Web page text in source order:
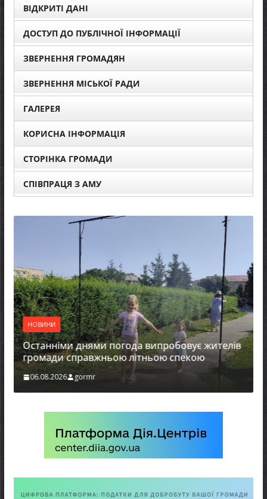
ВІДКРИТІ ДАНІ
ДОСТУП ДО ПУБЛІЧНОЇ ІНФОРМАЦІЇ
ЗВЕРНЕННЯ ГРОМАДЯН
ЗВЕРНЕННЯ МІСЬКОЇ РАДИ
ГАЛЕРЕЯ
КОРИСНА ІНФОРМАЦІЯ
СТОРІНКА ГРОМАДИ
СПІВПРАЦЯ З АМУ
НОВИНИ
днями погода випробовує жителів
справжньою літньою спекою
06.08.2026 gormr